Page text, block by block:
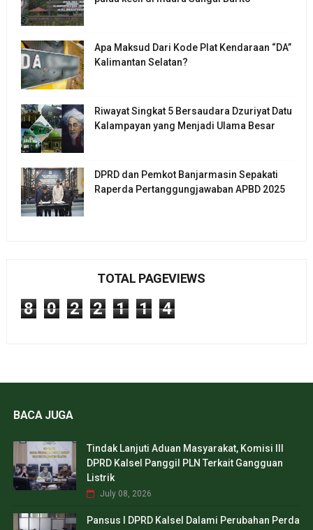
Apa Maksud Dari Kode Plat Kendaraan “DA”
Kalimantan Selatan?
Riwayat Singkat 5 Bersaudara Dzuriyat Datu
Kalampayan yang Menjadi Ulama Besar
DPRD dan Pemkot Banjarmasin Sepakati
Raperda Pertanggungjawaban APBD 2025
TOTAL PAGEVIEWS
8 0 2 2 1 1 4
BACA JUGA
Tindak Lanjuti Aduan Masyarakat, Komisi III
DPRD Kalsel Panggil PLN Terkait Gangguan
Listrik
July 08, 2026
Pansus I DPRD Kalsel Dalami Perubahan Perda